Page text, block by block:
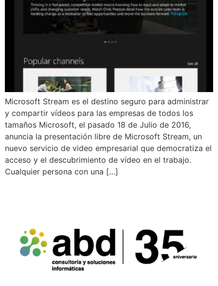
Microsoft Stream es el destino seguro para administrar
y compartir vídeos para las empresas de todos los
tamaños Microsoft, el pasado 18 de Julio de 2016,
anuncia la presentación libre de Microsoft Stream, un
nuevo servicio de video empresarial que democratiza el
acceso y el descubrimiento de vídeo en el trabajo.
Cualquier persona con una […]